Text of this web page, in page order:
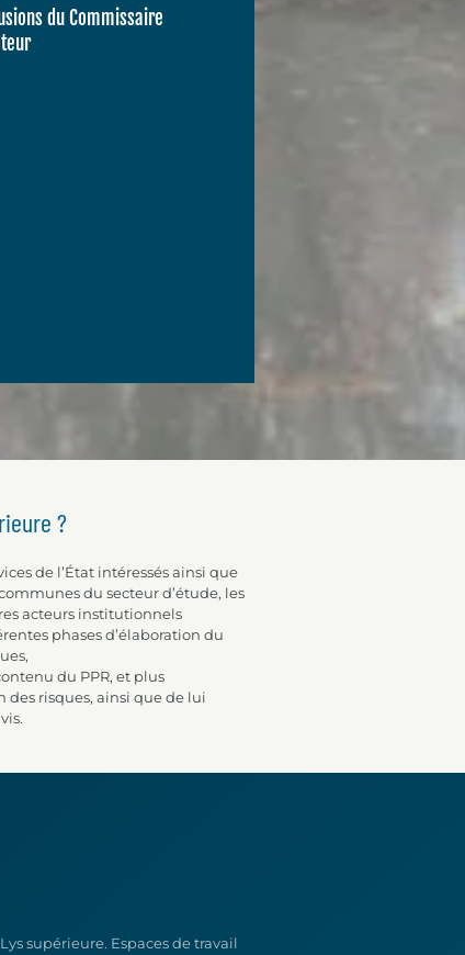
du Commissaire
?
de l’État intéressés ainsi que
du secteur d’étude, les
acteurs institutionnels
phases d’élaboration du
du PPR, et plus
risques, ainsi que de lui
supérieure. Espaces de travail